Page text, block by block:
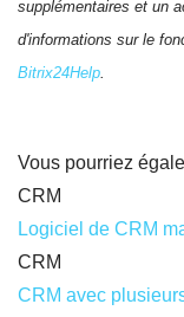
supplémentaires et un
d'informations sur le
Bitrix24Help.
Vous pourriez
CRM
Logiciel de CRM
CRM
CRM avec